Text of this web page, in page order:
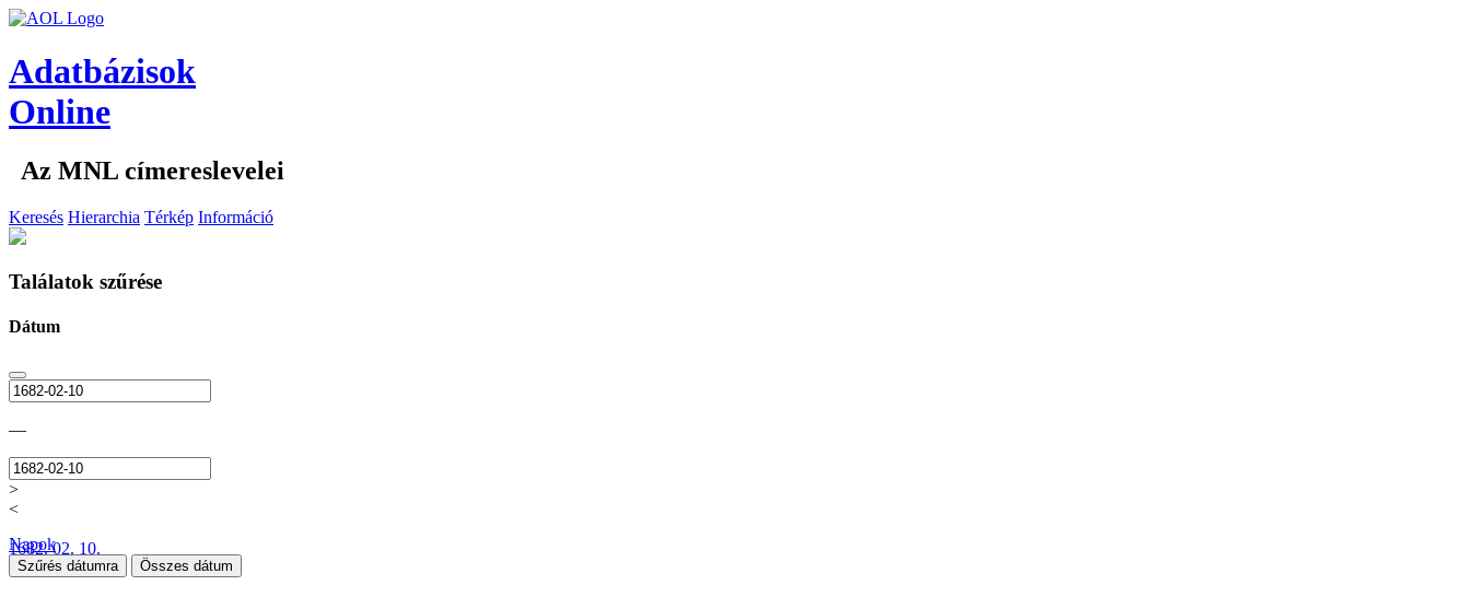
Adatbázisok
Online
Az MNL címereslevelei
Keresés Hierarchia Térkép Információ
Találatok szűrése
Dátum
—
>
<
1682. 02. 10.
Napok
Szűrés dátumra Összes dátum